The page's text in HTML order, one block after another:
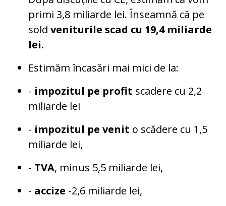
primi 3,8 miliarde lei. Înseamnă că pe
sold veniturile scad cu 19,4 miliarde
lei.
Estimăm încasări mai mici de la:
- impozitul pe profit scadere cu 2,2
miliarde lei
- impozitul pe venit o scădere cu 1,5
miliarde lei,
- TVA, minus 5,5 miliarde lei,
- accize -2,6 miliarde lei,